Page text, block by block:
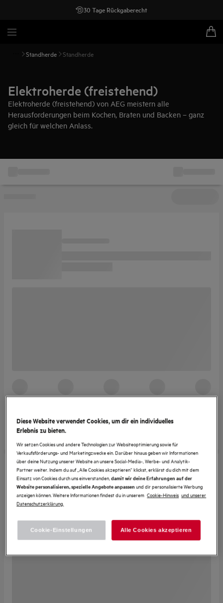
30 Tage Rückgaberecht
Standherde Standherde
Elektroherde (freistehend)
Elektroherde (freistehend) von AEG meistern alle
Herausforderungen beim Kochen, Braten und Backen – ganz
gleich für welchen Anlass.
Diese Website verwendet Cookies, um dir ein individuelles
Erlebnis zu bieten.
Wir setzen Cookies und andere Technologien zur Websiteoptimierung sowie für
Verkaufsförderungs- und Marketingzwecke ein. Darüber hinaus geben wir Informationen
über deine Nutzung unserer Website an unsere Social-Media-, Werbe- und Analytik-
Partner weiter. Indem du auf „Alle Cookies akzeptieren“ klickst, erklärst du dich mit dem
Einsatz von Cookies durch uns einverstanden,damit wir deine Erfahrungen auf der
Website personalisieren, spezielle Angebote anpassen und dir personalisierte Werbung
anzeigen können. Weitere Informationen findest du in unserem Cookie-Hinweis und unserer
Datenschutzerklärung.
Cookie-Einstellungen Alle Cookies akzeptieren